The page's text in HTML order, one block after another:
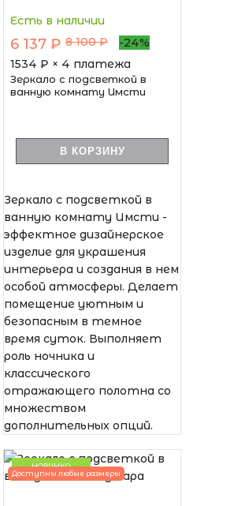
Есть в наличии
6 137 ₽ 8 100 ₽
-24%
1534 ₽ × 4 платежа
Зеркало с подсветкой в
ванную комнату Имсти
В КОРЗИНУ
Зеркало с подсветкой в
ванную комнату Имсти -
эффектное дизайнерское
изделие для украшения
интерьера и создания в нем
особой атмосферы. Делает
помещение уютным и
безопасным в темное
время суток. Выполняет
роль ночника и
классического
отражающего полотна со
множеством
дополнительных опций.
НОВИНКА
Доступны любые размеры